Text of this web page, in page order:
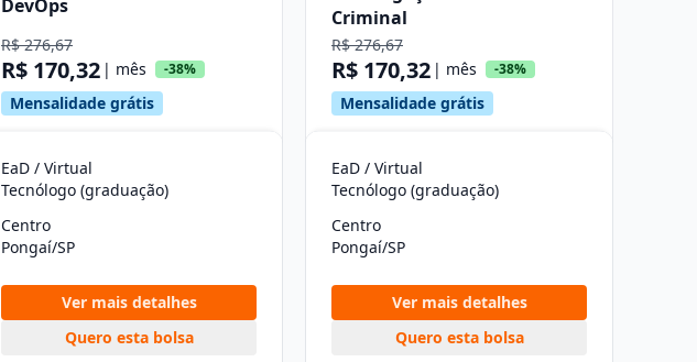
DevOps
R$ 276,67
R$ 170,32 | mês -38%
Mensalidade grátis
EaD / Virtual
Tecnólogo (graduação)
Centro
Pongaí/SP
Ver mais detalhes
Quero esta bolsa
Criminal
R$ 276,67
R$ 170,32 | mês -38%
Mensalidade grátis
EaD / Virtual
Tecnólogo (graduação)
Centro
Pongaí/SP
Ver mais detalhes
Quero esta bolsa